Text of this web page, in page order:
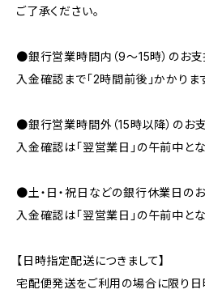
ご了承ください。
●銀行営業時間内（9〜15時）のお支
入金確認まで「2時間前後」かかります
●銀行営業時間外（15時以降）のお
入金確認は「翌営業日」の午前中とな
●土・日・祝日などの銀行休業日の
入金確認は「翌営業日」の午前中とな
【日時指定配送につきまして】
宅配便発送をご利用の場合に限り日